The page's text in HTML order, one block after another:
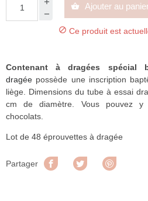
 Ajouter au
 Ce produit est
Contenant à dragées spécial
dragée possède une inscription
liège. Dimensions du tube à essai
cm de diamètre. Vous pouvez
chocolats.
Lot de 48 éprouvettes à dragée
Partager Partager Tweet